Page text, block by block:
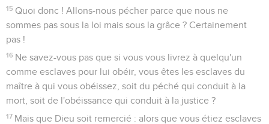
15 Quoi donc ! Allons-nous pécher parce que nous ne
sommes pas sous la loi mais sous la grâce ? Certainement
pas !
16 Ne savez-vous pas que si vous vous livrez à quelqu'un
comme esclaves pour lui obéir, vous êtes les esclaves du
maître à qui vous obéissez, soit du péché qui conduit à la
mort, soit de l'obéissance qui conduit à la justice ?
17 Mais que Dieu soit remercié : alors que vous étiez esclaves